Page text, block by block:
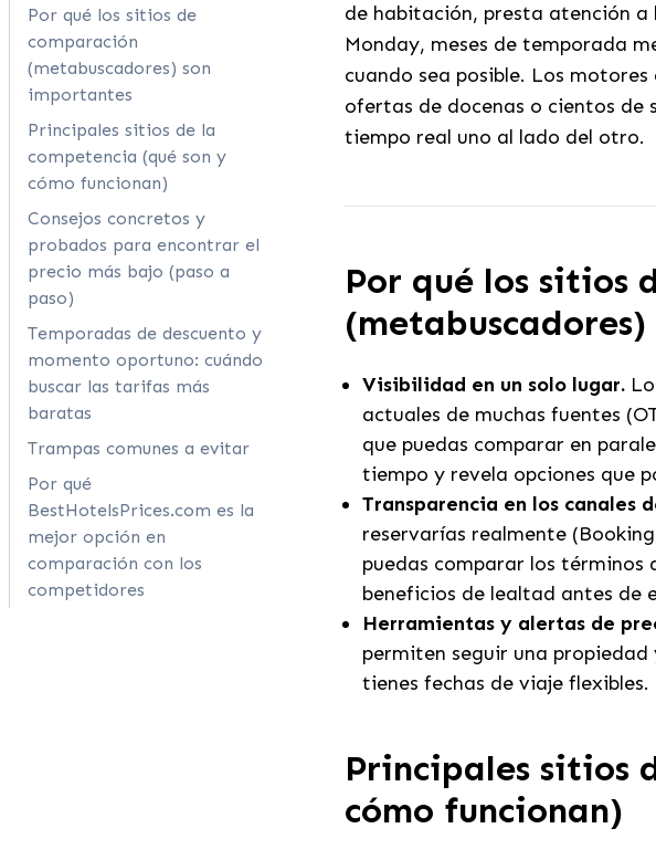
Por qué los sitios de
comparación
(metabuscadores) son
importantes
Principales sitios de la
competencia (qué son y
cómo funcionan)
Consejos concretos y
probados para encontrar el
precio más bajo (paso a
paso)
Temporadas de descuento y
momento oportuno: cuándo
buscar las tarifas más
baratas
Trampas comunes a evitar
Por qué
BestHotelsPrices.com es la
mejor opción en
comparación con los
competidores
de habitación, presta atención a
Monday, meses de temporada
cuando sea posible. Los
ofertas de docenas o cientos de
tiempo real uno al lado del otro.
Por qué los sitios
Visibilidad en un solo lugar.
actuales de muchas fuentes
que puedas comparar en
tiempo y revela opciones que
Transparencia en los canales
reservarías realmente
puedas comparar los términos
beneficios de lealtad antes de
Herramientas y alertas de
permiten seguir una
tienes fechas de viaje flexibles.
Principales sitios
cómo funcionan)